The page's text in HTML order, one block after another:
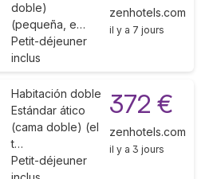
doble)
(pequeña, e…
Petit-déjeuner
inclus
zenhotels.com
il y a 7 jours
Habitación doble
Estándar ático
(cama doble) (el
t…
Petit-déjeuner
372 €
zenhotels.com
il y a 3 jours